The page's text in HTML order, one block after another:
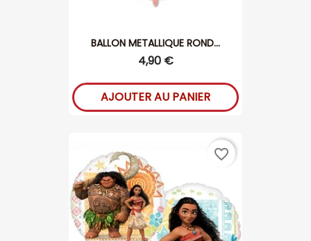
BALLON METALLIQUE ROND...
4,90 €
AJOUTER AU PANIER
favorite_border